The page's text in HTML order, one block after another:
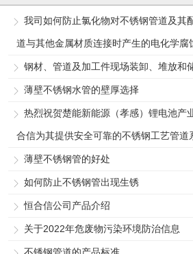
我司如何防止氯化物对不锈钢管道及其
道与其他金属材质连接时产生的电化学腐
钢材、管道及加工件现场装卸、堆放和
薄壁不锈钢水管的壁厚选择
热烈祝贺楚能新能源（孝感）锂电池产
合信为其提供安全可靠的不锈钢工艺管道
薄壁不锈钢管的好处
如何防止不锈钢管出现生锈
恒合信公司产品介绍
关于2022年危废物污染环境防治信息